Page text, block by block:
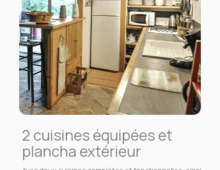
2 cuisines équipées et
plancha extérieur